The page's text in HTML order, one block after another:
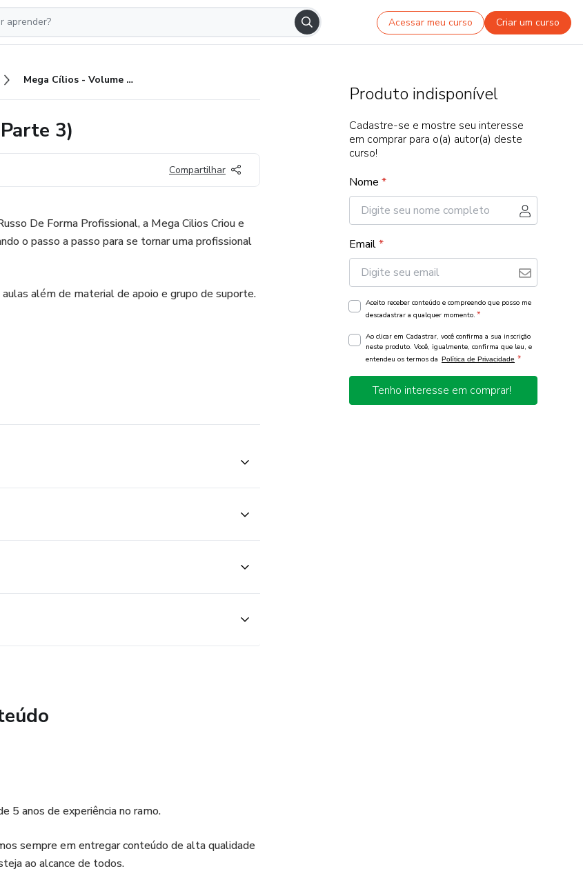
Acessar meu curso Criar um curso
Mega Cílios - Volume Russo Parc. (Parte 3)
3)
Compartilhar
De Forma Profissional, a Mega Cilios Criou e
o passo a passo para se tornar uma profissional
além de material de apoio e grupo de suporte.
5 anos de experiência no ramo.
sempre em entregar conteúdo de alta qualidade
ao alcance de todos.
Produto indisponível
Cadastre-se e mostre seu interesse
em comprar para o(a) autor(a) deste
curso!
Nome *
Email*
Aceito receber conteúdo e compreendo que posso me
descadastrar a qualquer momento. *
Ao clicar em Cadastrar, você confirma a sua inscrição
neste produto. Você, igualmente, confirma que leu, e
entendeu os termos da Política de Privacidade *
Tenho interesse em comprar!